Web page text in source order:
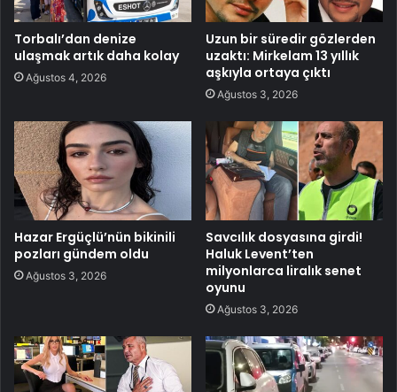
Torbalı’dan denize
ulaşmak artık daha kolay
Ağustos 4, 2026
Uzun bir süredir gözlerden
uzaktı: Mirkelam 13 yıllık
aşkıyla ortaya çıktı
Ağustos 3, 2026
Hazar Ergüçlü’nün bikinili
pozları gündem oldu
Ağustos 3, 2026
Savcılık dosyasına girdi!
Haluk Levent’ten
milyonlarca liralık senet
oyunu
Ağustos 3, 2026